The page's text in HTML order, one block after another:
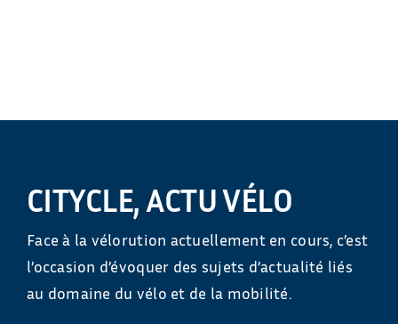
CITYCLE, ACTU VÉLO
Face à la vélorution actuellement en cours, c’est
l’occasion d’évoquer des sujets d’actualité liés
au domaine du vélo et de la mobilité.